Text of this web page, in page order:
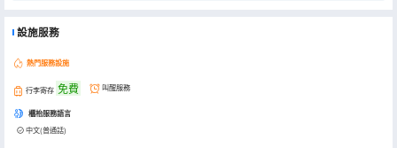
設施服務
熱門服務設施
行李寄存 免費 叫醒服務
櫃枱服務語言
中文(普通話)